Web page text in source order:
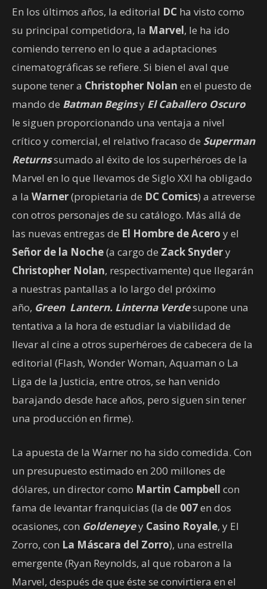
En los últimos años, la editorial DC ha visto como
su principal competidora, la Marvel, le ha ido
comiendo terreno en lo que a adaptaciones
cinematográficas se refiere. Si bien el aval que
supone tener a Christopher Nolan en el puesto de
mando de Batman Beginsy El Caballero Oscuro
le siguen proporcionando una ventaja a nivel
crítico y comercial, el relativo fracaso de Superman
Returnssumado al éxito de los superhéroes de la
Marvel en lo que llevamos de Siglo XXI ha obligado
a la Warner(propietaria de DC Comics) a atreverse
con otros personajes de su catálogo. Más allá de
las nuevas entregas de El Hombre de Acero y el
Señor de la Noche(a cargo de Zack Snydery
Christopher Nolan, respectivamente) que llegarán
a nuestras pantallas a lo largo del próximo
año, Green Lantern. Linterna Verdesupone una
tentativa a la hora de estudiar la viabilidad de
llevar al cine a otros superhéroes de cabecera de la
editorial (Flash, Wonder Woman, Aquaman o La
Liga de la Justicia, entre otros, se han venido
barajando desde hace años, pero siguen sin tener
una producción en firme).
La apuesta de la Warner no ha sido comedida. Con
un presupuesto estimado en 200 millones de
dólares, un director como Martin Campbell con
fama de levantar franquicias (la de 007en dos
ocasiones, con Goldeneyey Casino Royale, y El
Zorro, con La Máscara del Zorro), una estrella
emergente (Ryan Reynolds, al que robaron a la
Marvel, después de que éste se convirtiera en el